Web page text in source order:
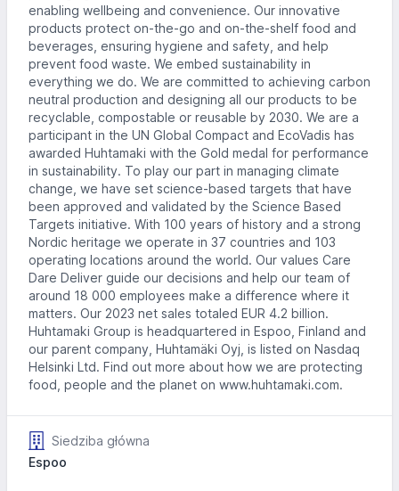
enabling wellbeing and convenience. Our innovative
products protect on-the-go and on-the-shelf food and
beverages, ensuring hygiene and safety, and help
prevent food waste. We embed sustainability in
everything we do. We are committed to achieving carbon
neutral production and designing all our products to be
recyclable, compostable or reusable by 2030. We are a
participant in the UN Global Compact and EcoVadis has
awarded Huhtamaki with the Gold medal for performance
in sustainability. To play our part in managing climate
change, we have set science-based targets that have
been approved and validated by the Science Based
Targets initiative. With 100 years of history and a strong
Nordic heritage we operate in 37 countries and 103
operating locations around the world. Our values Care
Dare Deliver guide our decisions and help our team of
around 18 000 employees make a difference where it
matters. Our 2023 net sales totaled EUR 4.2 billion.
Huhtamaki Group is headquartered in Espoo, Finland and
our parent company, Huhtamäki Oyj, is listed on Nasdaq
Helsinki Ltd. Find out more about how we are protecting
food, people and the planet on www.huhtamaki.com.
Siedziba główna
Espoo